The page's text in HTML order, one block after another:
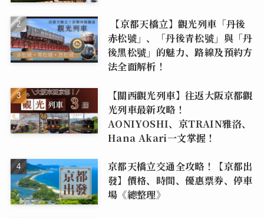
【京都天橋立】觀光列車「丹後
赤松號」、「丹後青松號」與「丹
後黑松號」的魅力、路線及預約方
法全面解析！
【關西觀光列車】往返大阪京都觀
光列車最新攻略！
AONIYOSHI、京TRAIN雅洛、
Hana Akari一文掌握！
京都天橋立交通全攻略！【京都出
發】價格、時間、優惠票券、停車
場《總整理》